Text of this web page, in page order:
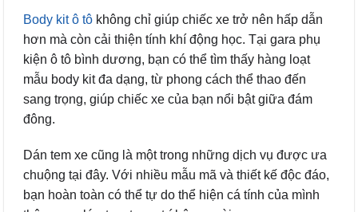
Body kit ô tô không chỉ giúp chiếc xe trở nên hấp dẫn
hơn mà còn cải thiện tính khí động học. Tại gara phụ
kiện ô tô bình dương, bạn có thể tìm thấy hàng loạt
mẫu body kit đa dạng, từ phong cách thể thao đến
sang trọng, giúp chiếc xe của bạn nổi bật giữa đám
đông.
Dán tem xe cũng là một trong những dịch vụ được ưa
chuộng tại đây. Với nhiều mẫu mã và thiết kế độc đáo,
bạn hoàn toàn có thể tự do thể hiện cá tính của mình